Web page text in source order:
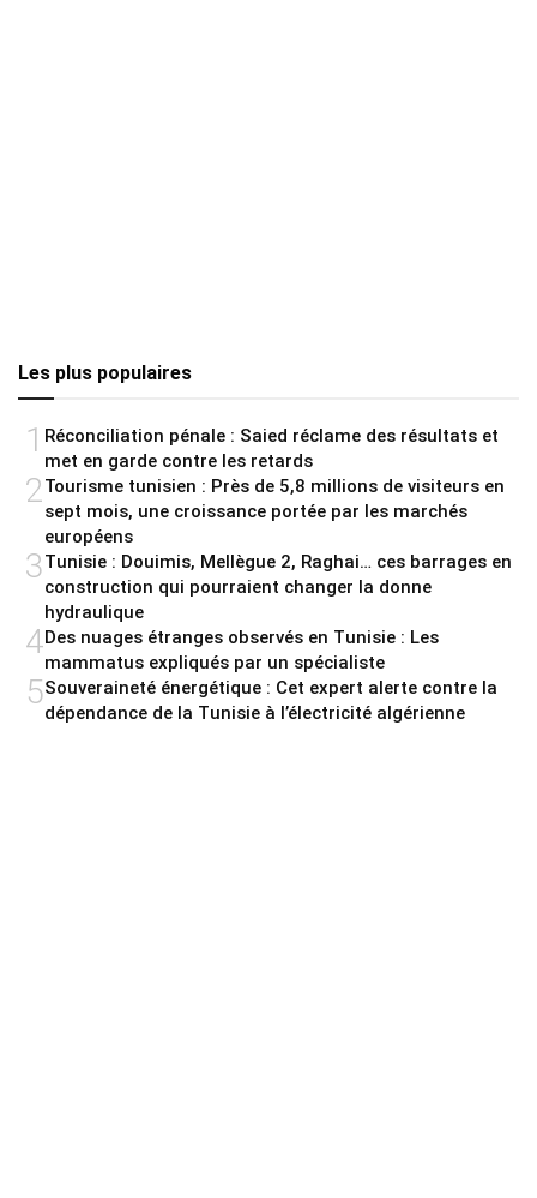
Les plus populaires
1 Réconciliation pénale : Saied réclame des résultats et
met en garde contre les retards
2Tourisme tunisien : Près de 5,8 millions de visiteurs en
sept mois, une croissance portée par les marchés
européens
3Tunisie : Douimis, Mellègue 2, Raghai… ces barrages en
construction qui pourraient changer la donne
hydraulique
4Des nuages étranges observés en Tunisie : Les
mammatus expliqués par un spécialiste
5Souveraineté énergétique : Cet expert alerte contre la
dépendance de la Tunisie à l’électricité algérienne